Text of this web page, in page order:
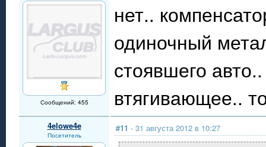
Сообщений: 455
нет..
одиночный
стоявшего
втягивающее..
4elowe4e
Посетитель
#11 - 31 августа 2012 в 10:27